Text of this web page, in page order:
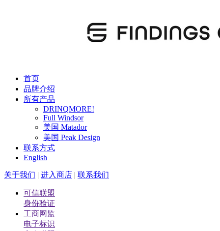
首页
品牌介绍
所有产品
DRINQMORE!
Full Windsor
美国 Matador
美国 Peak Design
联系方式
English
关于我们 | 进入商店 | 联系我们
可信联盟
身份验证
工商网监
电子标识